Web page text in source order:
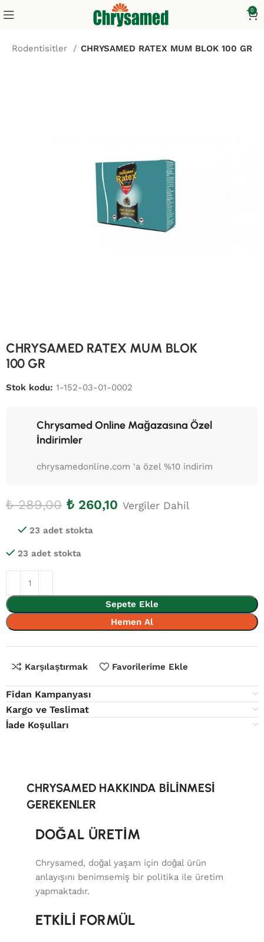
0
Rodentisitler CHRYSAMED RATEX MUM BLOK 100 GR
CHRYSAMED RATEX MUM BLOK
100 GR
Stok kodu:1-152-03-01-0002
Chrysamed Online Mağazasına Özel
İndirimler
chrysamedonline.com 'a özel %10 indirim
₺289,00 ₺ 260,10 Vergiler Dahil
23 adet stokta
23 adet stokta
Sepete Ekle
Hemen Al
Karşılaştırmak Favorilerime Ekle
Fidan Kampanyası
Kargo ve Teslimat
İade Koşulları
CHRYSAMED HAKKINDA BİLİNMESİ
GEREKENLER
DOĞAL ÜRETİM
Chrysamed, doğal yaşam için doğal ürün
anlayışını benimsemiş bir politika ile üretim
yapmaktadır.
ETKİLİ FORMÜL